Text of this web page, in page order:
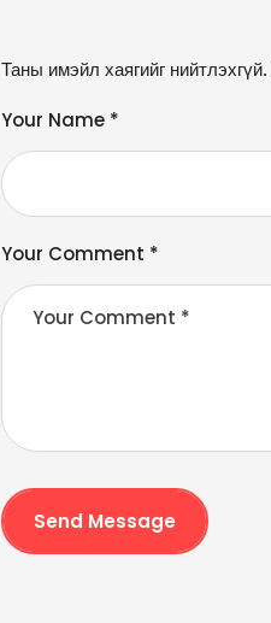
Таны имэйл хаягийг нийтлэхгүй.
Your Comment *
Your Name *
Send Message
A
e
n
a
ti
v
e